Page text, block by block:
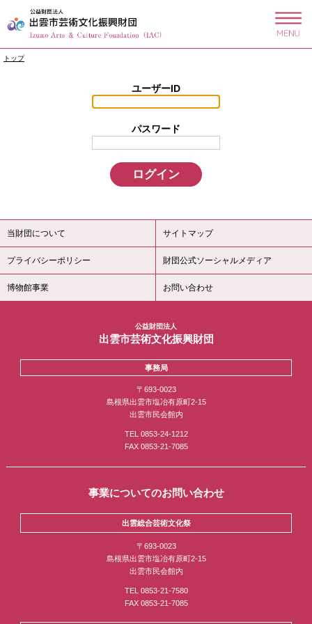
このページの本文へ
現
トップ
ユーザーID
パスワード
当財団について サイトマップ
プライバシーポリシー 財団公式ソーシャルメディア
博物館事業 お問い合わせ
公益財団法人
出雲市芸術文化振興財団
事務局
〒693-0023
島根県出雲市塩冶有原町2-15
出雲市民会館内
TEL 0853-24-1212
FAX 0853-21-7085
事業についてのお問い合わせ
出雲総合芸術文化祭
〒693-0023
島根県出雲市塩冶有原町2-15
出雲市民会館内
TEL 0853-21-7580
FAX 0853-21-7085